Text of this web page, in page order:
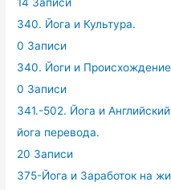
340. Йога и Культура.
0 Записи
340. Йоги и
0 Записи
341.-502. Йога и
йога перевода.
20 Записи
375-Йога и Заработок на